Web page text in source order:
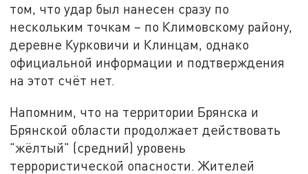
том, что удар был нанесен сразу по
нескольким точкам – по Климовскому району,
деревне Курковичи и Клинцам, однако
официальной информации и подтверждения
на этот счёт нет.
Напомним, что на территории Брянска и
Брянской области продолжает действовать
"жёлтый" (средний) уровень
террористической опасности. Жителей